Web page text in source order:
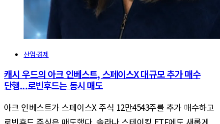
산업·경제
캐시 우드의 아크 인베스트, 스페이스X 대규모 추가 매수
단행...로빈후드는 동시 매도
아크 인베스트가 스페이스X 주식 12만4543주를 추가 매수하고